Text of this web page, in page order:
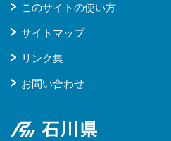
このサイトの使い方
サイトマップ
リンク集
お問い合わせ
石川県